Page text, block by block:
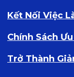
Kết Nối Việc
Chính Sách
Trở Thành